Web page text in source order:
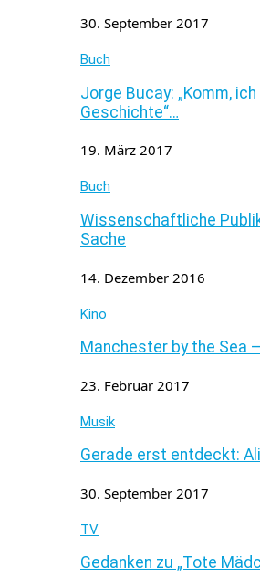
30. September 2017
Buch
Jorge Bucay: „Komm,
Geschichte“…
19. März 2017
Buch
Wissenschaftliche
Sache
14. Dezember 2016
Kino
Manchester by the Sea
23. Februar 2017
Musik
Gerade erst entdeckt:
30. September 2017
TV
Gedanken zu „Tote